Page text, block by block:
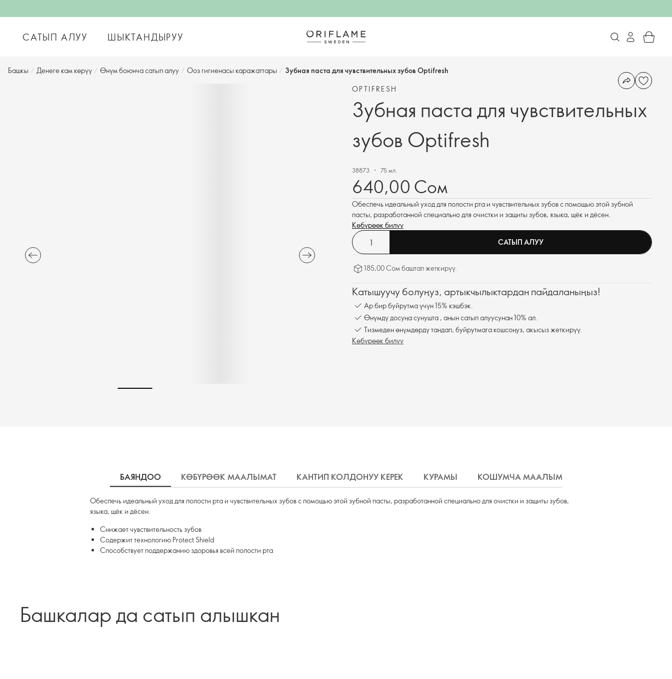
САТЫП АЛУУ ШЫКТАНДЫРУУ
Башкы / Денеге кам көрүү / Өнүм боюнча сатып алуу / Ооз гигиенасы каражаттары / Зубная паста для чувствительных зубов Optifresh
OPTIFRESH
Зубная паста для чувствительных
зубов Optifresh
38873 75 мл.
640,00 Сом
Обеспечь идеальный уход для полости рта и чувствительных зубов с помощью этой зубной
пасты, разработанной специально для очистки и защиты зубов, языка, щёк и дёсен.
Көбүрөөк билүү
САТЫП АЛУУ
185,00 Сом баштап жеткирүү.
Катышуучу болуңуз, артыкчылыктардан пайдаланыңыз!
Ар бир буйрутма үчүн 15% кэшбэк.
Өнүмдү досуңа сунушта , анын сатып алуусунан 10% ал.
Тизмеден өнүмдөрдү тандап, буйрутмага кошсоңуз, акысыз жеткирүү.
Көбүрөөк билүү
БАЯНДОО КӨБҮРӨӨК МААЛЫМАТ КАНТИП КОЛДОНУУ КЕРЕК КУРАМЫ КОШУМЧА МААЛЫМАТ
Обеспечь идеальный уход для полости рта и чувствительных зубов с помощью этой зубной пасты, разработанной специально для очистки и защиты зубов,
языка, щёк и дёсен.
Снижает чувствительность зубов
Содержит технологию Protect Shield
Способствует поддержанию здоровья всей полости рта
Башкалар да сатып алышкан